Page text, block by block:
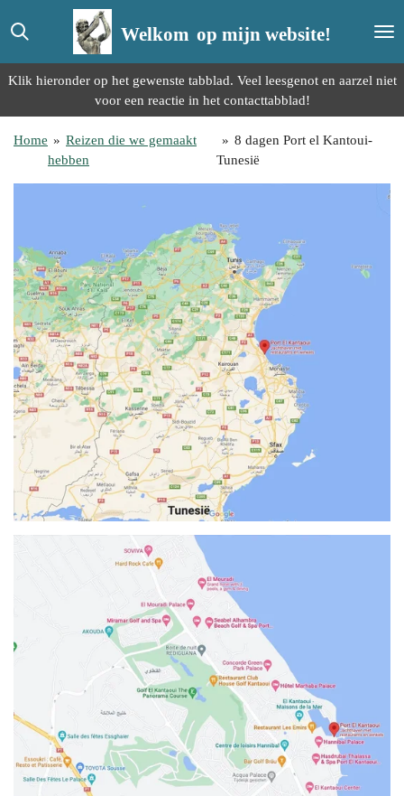
direct
de
Welkom op mijn website!
Klik hieronder op het gewenste tabblad. Veel leesgenot en aarzel niet
voor een reactie in het contacttabblad!
Home » Reizen die we gemaakt
hebben
» 8 dagen Port el Kantoui-
Tunesië